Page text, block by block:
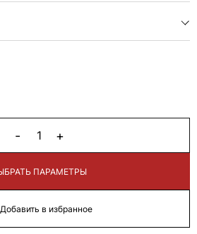
- 1 +
В КОРЗИНУ
Добавить в избранное